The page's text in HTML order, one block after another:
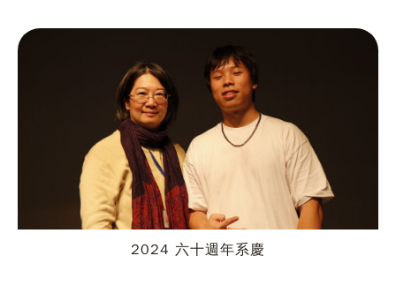
2024 六十週年系慶